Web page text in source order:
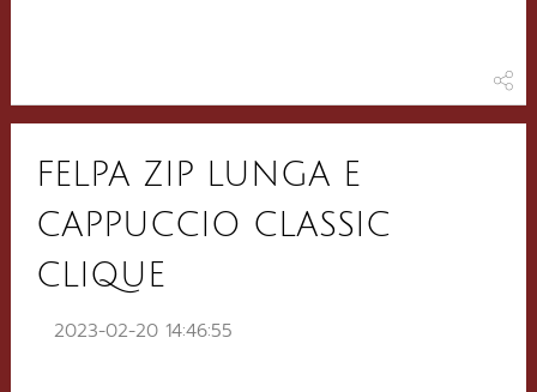
FELPA ZIP LUNGA E
CAPPUCCIO CLASSIC
CLIQUE
2023-02-20 14:46:55